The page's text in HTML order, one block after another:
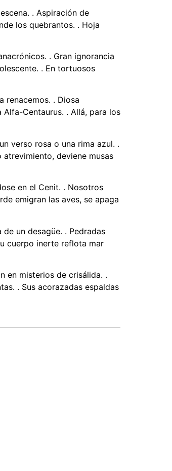
. Aspiración de
los quebrantos. . Hoja
. Gran ignorancia
. En tortuosos
renacemos. . Diosa
Centaurus. . Allá, para los
verso rosa o una rima azul. .
deviene musas
en el Cenit. . Nosotros
emigran las aves, se apaga
un desagüe. . Pedradas
cuerpo inerte reflota mar
en misterios de crisálida. .
. Sus acorazadas espaldas